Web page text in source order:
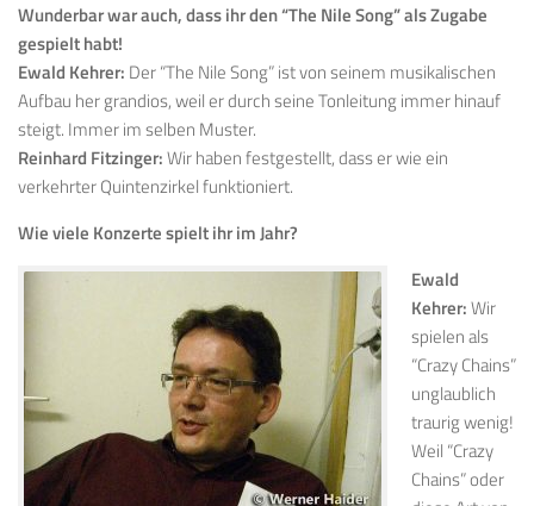
Wunderbar war auch, dass ihr den “The Nile Song” als Zugabe
gespielt habt!
Ewald Kehrer: Der “The Nile Song” ist von seinem musikalischen
Aufbau her grandios, weil er durch seine Tonleitung immer hinauf
steigt. Immer im selben Muster.
Reinhard Fitzinger:Wir haben festgestellt, dass er wie ein
verkehrter Quintenzirkel funktioniert.
Wie viele Konzerte spielt ihr im Jahr?
Ewald
Kehrer:Wir
spielen als
“Crazy Chains”
unglaublich
traurig wenig!
Weil “Crazy
Chains” oder